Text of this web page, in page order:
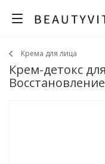
Крема для лица
Крем-детокс